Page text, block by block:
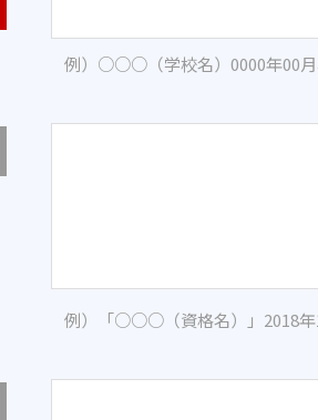
例）○○○（学校名）0000年00
例）「○○○（資格名）」2018年